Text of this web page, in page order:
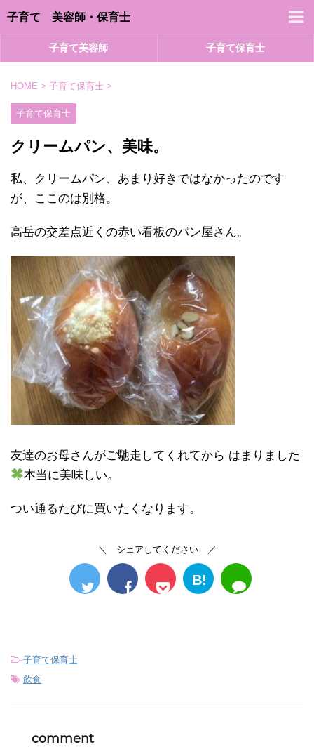
子育て 美容師・保育士
子育て美容師 子育て保育士
HOME > 子育て保育士 >
子育て保育士
クリームパン、美味。
私、クリームパン、あまり好きではなかったのです
が、ここのは別格。
高岳の交差点近くの赤い看板のパン屋さん。
友達のお母さんがご馳走してくれてから はまりました
本当に美味しい。
つい通るたびに買いたくなります。
＼ シェアしてください ／
B!
-子育て保育士
-飲食
comment